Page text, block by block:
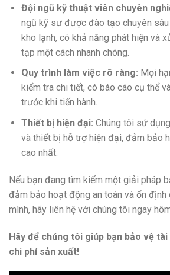
Đội ngũ kỹ thuật viên chuyên
ngũ kỹ sư được đào tạo chuyên
kho lạnh, có khả năng phát hiện và
tạp một cách nhanh chóng.
Quy trình làm việc rõ ràng: Mọi
kiểm tra chi tiết, có báo cáo cụ thể
trước khi tiến hành.
Thiết bị hiện đại: Chúng tôi sử
và thiết bị hỗ trợ hiện đại, đảm bảo
cao nhất.
Nếu bạn đang tìm kiếm một giải pháp
đảm bảo hoạt động an toàn và ổn định
mình, hãy liên hệ với chúng tôi ngay
Hãy để chúng tôi giúp bạn bảo vệ
chi phí sản xuất!